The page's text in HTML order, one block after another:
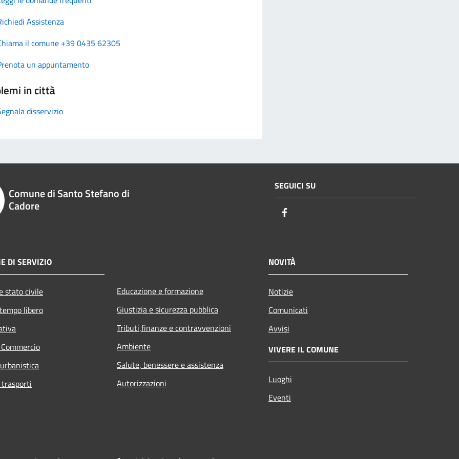
Assistenza
il comune +39 0435 62305
un appuntamento
in città
disservizio
Comune di Santo Stefano di
Cadore
SEGUICI SU
DI SERVIZIO
stato civile
libero
Educazione e formazione
Giustizia e sicurezza pubblica
Tributi,finanze e contravvenzioni
Ambiente
Salute, benessere e assistenza
Autorizzazioni
NOVITÀ
Notizie
Comunicati
Avvisi
VIVERE IL COMUNE
Luoghi
Eventi